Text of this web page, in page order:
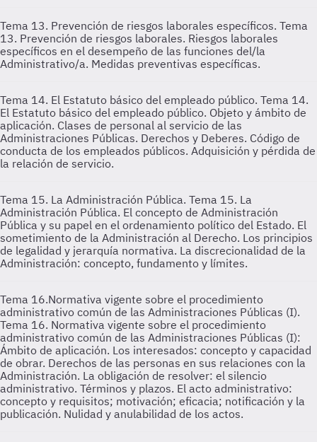
Tema 13. Prevención de riesgos laborales específicos. Tema
13. Prevención de riesgos laborales. Riesgos laborales
específicos en el desempeño de las funciones del/la
Administrativo/a. Medidas preventivas específicas.
Tema 14. El Estatuto básico del empleado público. Tema 14.
El Estatuto básico del empleado público. Objeto y ámbito de
aplicación. Clases de personal al servicio de las
Administraciones Públicas. Derechos y Deberes. Código de
conducta de los empleados públicos. Adquisición y pérdida de
la relación de servicio.
Tema 15. La Administración Pública. Tema 15. La
Administración Pública. El concepto de Administración
Pública y su papel en el ordenamiento político del Estado. El
sometimiento de la Administración al Derecho. Los principios
de legalidad y jerarquía normativa. La discrecionalidad de la
Administración: concepto, fundamento y límites.
Tema 16.Normativa vigente sobre el procedimiento
administrativo común de las Administraciones Públicas (I).
Tema 16. Normativa vigente sobre el procedimiento
administrativo común de las Administraciones Públicas (I):
Ámbito de aplicación. Los interesados: concepto y capacidad
de obrar. Derechos de las personas en sus relaciones con la
Administración. La obligación de resolver: el silencio
administrativo. Términos y plazos. El acto administrativo:
concepto y requisitos; motivación; eficacia; notificación y la
publicación. Nulidad y anulabilidad de los actos.